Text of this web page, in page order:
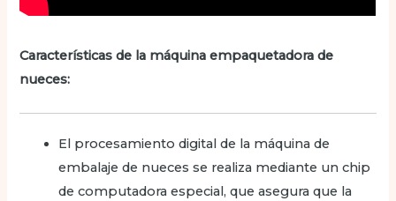
Características de la máquina empaquetadora de
nueces:
El procesamiento digital de la máquina de
embalaje de nueces se realiza mediante un chip
de computadora especial, que asegura que la